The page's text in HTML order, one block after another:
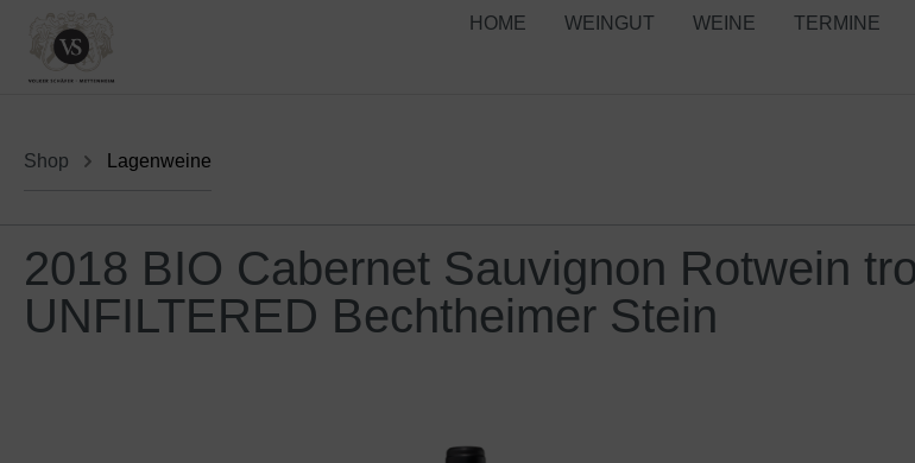
HOME WEINGUT WEINE TERMINE
Shop Lagenweine
2018 BIO Cabernet Sauvignon Rotwein
UNFILTERED Bechtheimer Stein